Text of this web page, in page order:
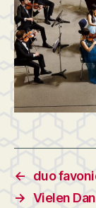
←
duo
→ Vielen